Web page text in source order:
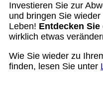
Investieren Sie zur
und bringen Sie
Leben! Entdecken Sie
wirklich etwas
Wie Sie wieder zu
finden, lesen Sie unter